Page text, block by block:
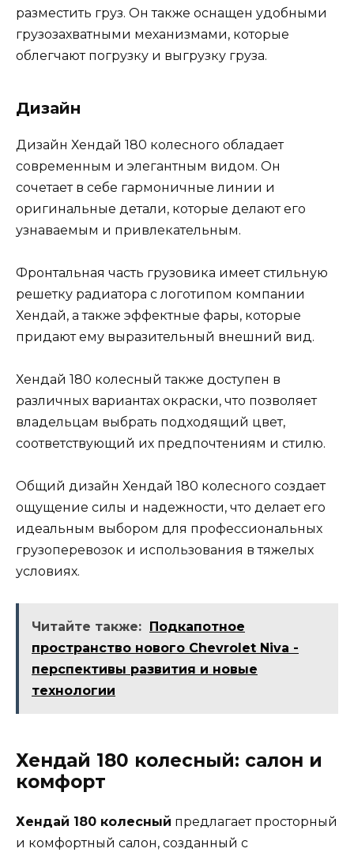
разместить груз. Он также оснащен удобными
грузозахватными механизмами, которые
облегчают погрузку и выгрузку груза.
Дизайн
Дизайн Хендай 180 колесного обладает
современным и элегантным видом. Он
сочетает в себе гармоничные линии и
оригинальные детали, которые делают его
узнаваемым и привлекательным.
Фронтальная часть грузовика имеет стильную
решетку радиатора с логотипом компании
Хендай, а также эффектные фары, которые
придают ему выразительный внешний вид.
Хендай 180 колесный также доступен в
различных вариантах окраски, что позволяет
владельцам выбрать подходящий цвет,
соответствующий их предпочтениям и стилю.
Общий дизайн Хендай 180 колесного создает
ощущение силы и надежности, что делает его
идеальным выбором для профессиональных
грузоперевозок и использования в тяжелых
условиях.
Читайте также:
Подкапотное
пространство нового Chevrolet Niva -
перспективы развития и новые
технологии
Хендай 180 колесный: салон и
комфорт
Хендай 180 колесный предлагает просторный
и комфортный салон, созданный с